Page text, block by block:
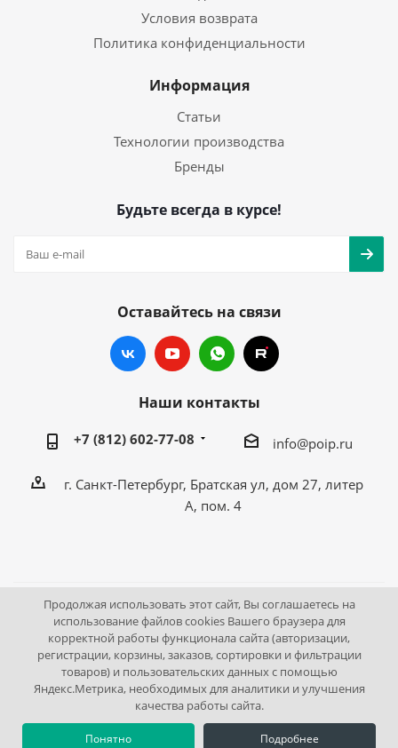
Условия возврата
Политика конфиденциальности
Информация
Статьи
Технологии производства
Бренды
Будьте всегда в курсе!
Оставайтесь на связи
Наши контакты
+7 (812) 602-77-08 info@poip.ru
г. Санкт-Петербург, Братская ул, дом 27, литер
А, пом. 4
2009 - 2026 © Промышленное оборудование Интернет
портал.
195043, г. Санкт-Петербург, Братская ул, дом 27, литер А,
пом. 4
Продолжая использовать этот сайт, Вы соглашаетесь на
использование файлов cookies Вашего браузера для
корректной работы функционала сайта (авторизации,
регистрации, корзины, заказов, сортировки и фильтрации
товаров) и пользовательских данных с помощью
Яндекс.Метрика, необходимых для аналитики и улучшения
качества работы сайта.
Понятно Подробнее